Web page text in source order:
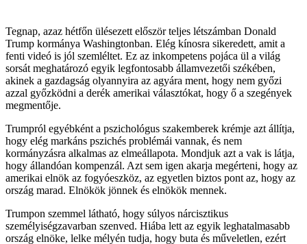
Tegnap, azaz hétfőn ülésezett először teljes létszámban Donald
Trump kormánya Washingtonban. Elég kínosra sikeredett, amit a
fenti videó is jól szemléltet. Ez az inkompetens pojáca ül a világ
sorsát meghatározó egyik legfontosabb államvezetői székében,
akinek a gazdagság olyannyira az agyára ment, hogy nem győzi
azzal győzködni a derék amerikai választókat, hogy ő a szegények
megmentője.
Trumpról egyébként a pszichológus szakemberek krémje azt állítja,
hogy elég markáns pszichés problémái vannak, és nem
kormányzásra alkalmas az elmeállapota. Mondjuk azt a vak is látja,
hogy állandóan kompenzál. Azt sem igen akarja megérteni, hogy az
amerikai elnök az fogyóeszköz, az egyetlen biztos pont az, hogy az
ország marad. Elnökök jönnek és elnökök mennek.
Trumpon szemmel látható, hogy súlyos nárcisztikus
személyiségzavarban szenved. Hiába lett az egyik leghatalmasabb
ország elnöke, lelke mélyén tudja, hogy buta és műveletlen, ezért